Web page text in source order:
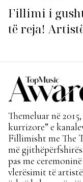
Fillimi i
të reja!
Themeluar në
kurrizore” e
Fillimisht me The
më
pas me
vlerësimit të